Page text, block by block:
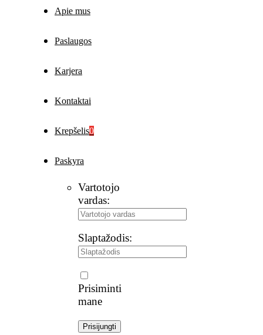
Apie mus
Paslaugos
Karjera
Kontaktai
Krepšelis0
Paskyra
Vartotojo
vardas:
Slaptažodis:
Prisiminti
mane